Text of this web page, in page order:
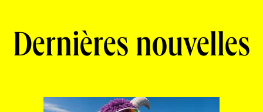
Dernières nouvelles